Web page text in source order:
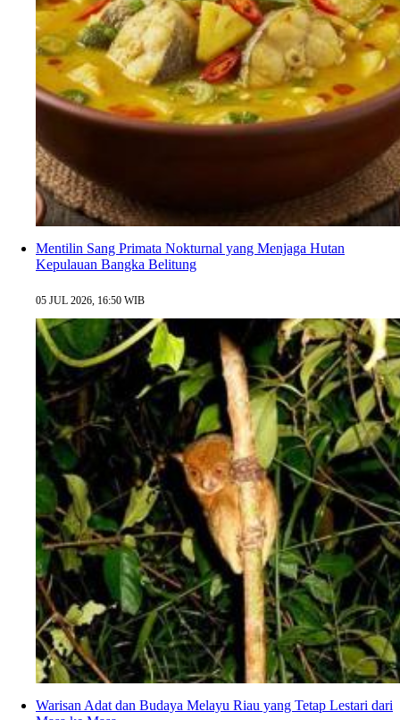
Mentilin Sang Primata Nokturnal yang Menjaga Hutan
Kepulauan Bangka Belitung
05 JUL 2026, 16:50 WIB
Warisan Adat dan Budaya Melayu Riau yang Tetap Lestari dari